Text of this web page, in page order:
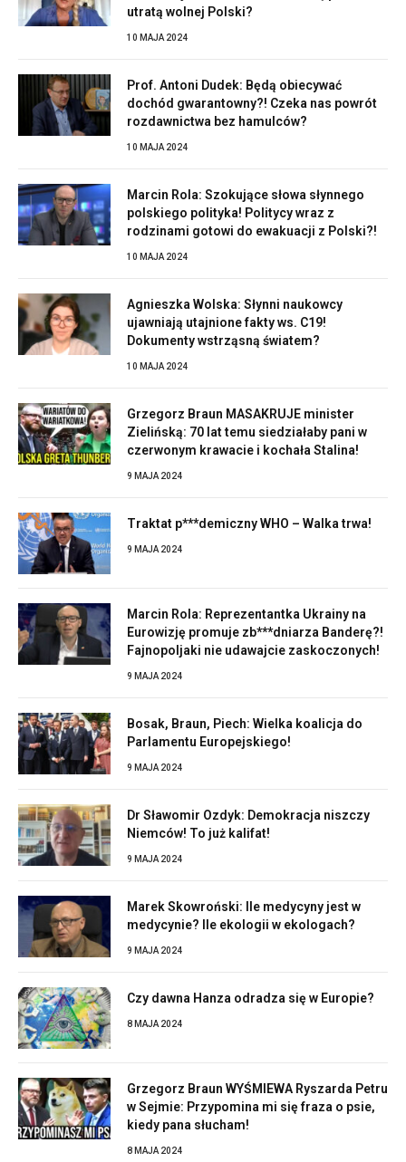
utratą wolnej Polski?
10 MAJA 2024
Prof. Antoni Dudek: Będą obiecywać
dochód gwarantowny?! Czeka nas powrót
rozdawnictwa bez hamulców?
10 MAJA 2024
Marcin Rola: Szokujące słowa słynnego
polskiego polityka! Politycy wraz z
rodzinami gotowi do ewakuacji z Polski?!
10 MAJA 2024
Agnieszka Wolska: Słynni naukowcy
ujawniają utajnione fakty ws. C19!
Dokumenty wstrząsną światem?
10 MAJA 2024
Grzegorz Braun MASAKRUJE minister
Zielińską: 70 lat temu siedziałaby pani w
czerwonym krawacie i kochała Stalina!
9 MAJA 2024
Traktat p***demiczny WHO – Walka trwa!
9 MAJA 2024
Marcin Rola: Reprezentantka Ukrainy na
Eurowizję promuje zb***dniarza Banderę?!
Fajnopoljaki nie udawajcie zaskoczonych!
9 MAJA 2024
Bosak, Braun, Piech: Wielka koalicja do
Parlamentu Europejskiego!
9 MAJA 2024
Dr Sławomir Ozdyk: Demokracja niszczy
Niemców! To już kalifat!
9 MAJA 2024
Marek Skowroński: Ile medycyny jest w
medycynie? Ile ekologii w ekologach?
9 MAJA 2024
Czy dawna Hanza odradza się w Europie?
8 MAJA 2024
Grzegorz Braun WYŚMIEWA Ryszarda Petru
w Sejmie: Przypomina mi się fraza o psie,
kiedy pana słucham!
8 MAJA 2024